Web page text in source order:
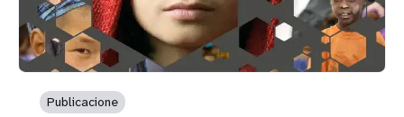
Publicacione